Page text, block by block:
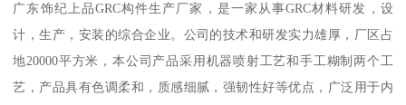
广东饰纪上品GRC构件生产厂家，是一家从事GRC材料研发，设
计，生产，安装的综合企业。公司的技术和研发实力雄厚，厂区占
地20000平方米，本公司产品采用机器喷射工艺和手工糊制两个工
艺，产品具有色调柔和，质感细腻，强韧性好等优点，广泛用于内